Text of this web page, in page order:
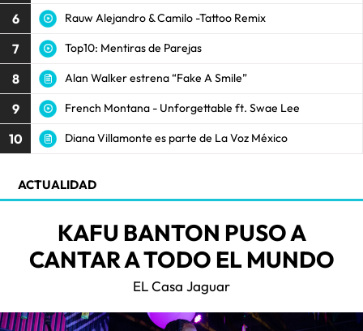
6 Rauw Alejandro & Camilo -Tattoo Remix
7 Top10: Mentiras de Parejas
8 Alan Walker estrena “Fake A Smile”
9 French Montana - Unforgettable ft. Swae Lee
10 Diana Villamonte es parte de La Voz México
ACTUALIDAD
KAFU BANTON PUSO A
CANTAR A TODO EL MUNDO
EL Casa Jaguar